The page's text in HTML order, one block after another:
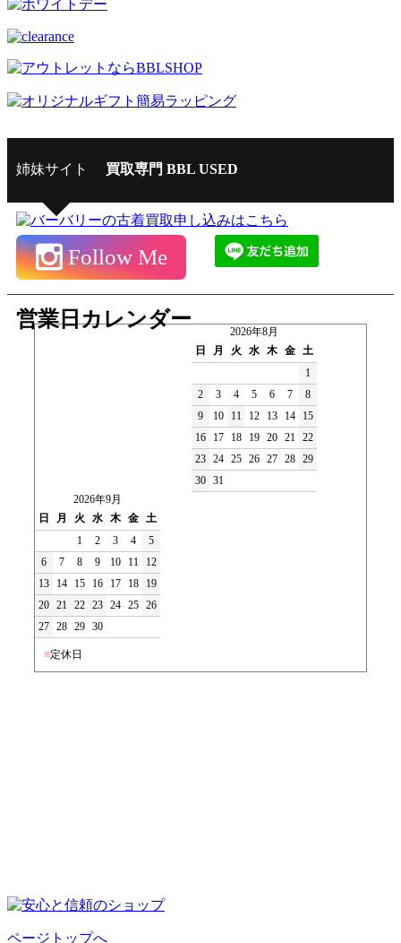
姉妹サイト 買取専門 BBL USED
Follow Me
営業日カレンダー
2026年8月
日
月 火 水 木 金 土
1
2
3 4 5 6 7
8
9
10 11 12 13 14
15
16
17 18 19 20 21 22
23 24 25 26 27 28 29
30 31
2026年9月
日
月 火 水 木 金 土
1
2 3 4
5
6
7 8 9 10 11
12
13
14 15 16 17 18
19
20 21 22 23 24 25 26
27 28 29 30
■定休日
ページトップへ